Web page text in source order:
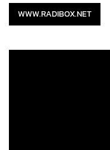
WWW.RADIBOX.NET